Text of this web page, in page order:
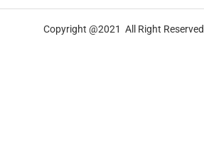
Copyright @2021 All Right Reserved